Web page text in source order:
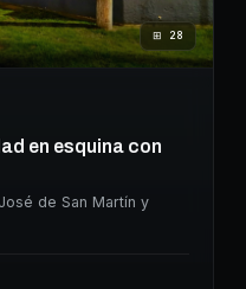
⊞ 28
en esquina con
de San Martín y